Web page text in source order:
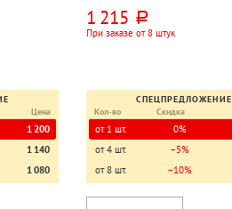
Цена
1 200
1 140
1 080
1 215 руб.
При заказе от 8 штук
СПЕЦПРЕДЛОЖЕНИЕ
Кол-во
Скидка
от 1 шт. 0%
от 4 шт.
−5%
от 8 шт.
−10%